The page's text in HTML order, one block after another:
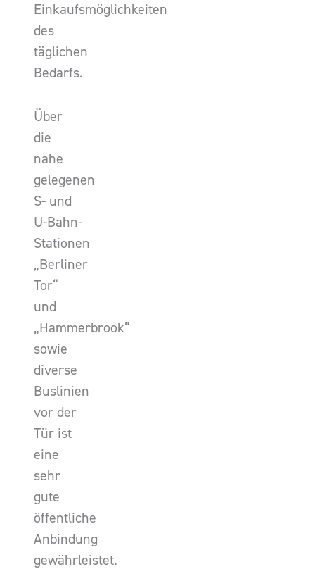
Einkaufsmöglichkeiten
des
täglichen
Bedarfs.
Über
die
nahe
gelegenen
S- und
U-Bahn-
Stationen
„Berliner
Tor“
und
„Hammerbrook”
sowie
diverse
Buslinien
vor der
Tür ist
eine
sehr
gute
öffentliche
Anbindung
gewährleistet.